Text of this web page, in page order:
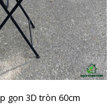
gọn 3D tròn 60cm